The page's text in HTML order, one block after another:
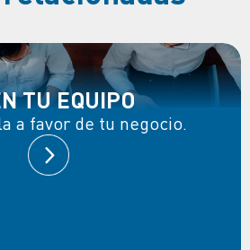
TU EQUIPO
a favor de tu negocio.